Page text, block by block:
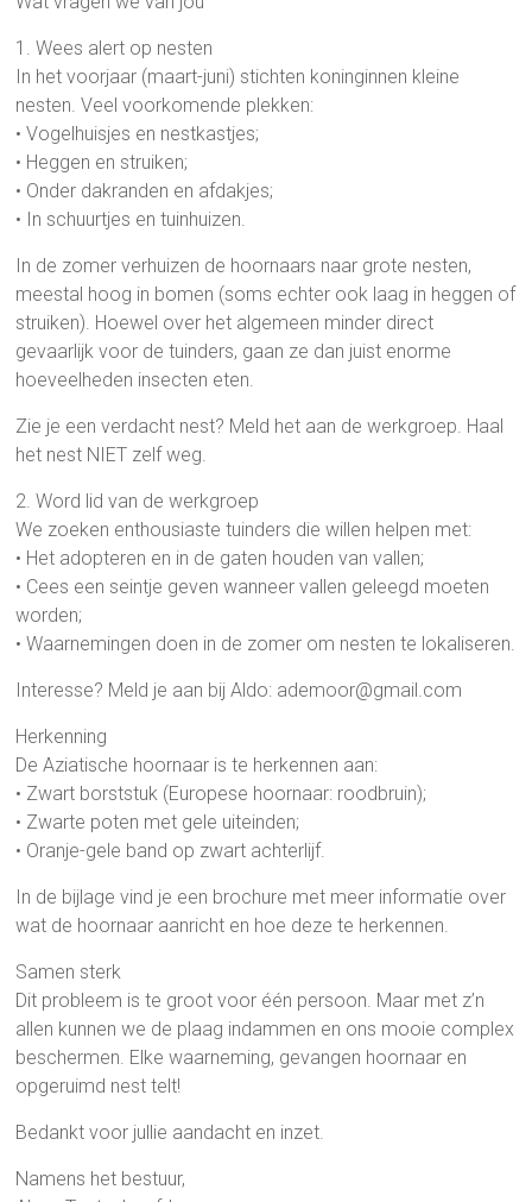
1. Wees alert op nesten
In het voorjaar (maart-juni) stichten koninginnen kleine
nesten. Veel voorkomende plekken:
• Vogelhuisjes en nestkastjes;
• Heggen en struiken;
• Onder dakranden en afdakjes;
• In schuurtjes en tuinhuizen.
In de zomer verhuizen de hoornaars naar grote nesten,
meestal hoog in bomen (soms echter ook laag in heggen of
struiken). Hoewel over het algemeen minder direct
gevaarlijk voor de tuinders, gaan ze dan juist enorme
hoeveelheden insecten eten.
Zie je een verdacht nest? Meld het aan de werkgroep. Haal
het nest NIET zelf weg.
2. Word lid van de werkgroep
We zoeken enthousiaste tuinders die willen helpen met:
• Het adopteren en in de gaten houden van vallen;
• Cees een seintje geven wanneer vallen geleegd moeten
worden;
• Waarnemingen doen in de zomer om nesten te lokaliseren.
Interesse? Meld je aan bij Aldo: ademoor@gmail.com
Herkenning
De Aziatische hoornaar is te herkennen aan:
• Zwart borststuk (Europese hoornaar: roodbruin);
• Zwarte poten met gele uiteinden;
• Oranje-gele band op zwart achterlijf.
In de bijlage vind je een brochure met meer informatie over
wat de hoornaar aanricht en hoe deze te herkennen.
Samen sterk
Dit probleem is te groot voor één persoon. Maar met z’n
allen kunnen we de plaag indammen en ons mooie complex
beschermen. Elke waarneming, gevangen hoornaar en
opgeruimd nest telt!
Bedankt voor jullie aandacht en inzet.
Namens het bestuur,